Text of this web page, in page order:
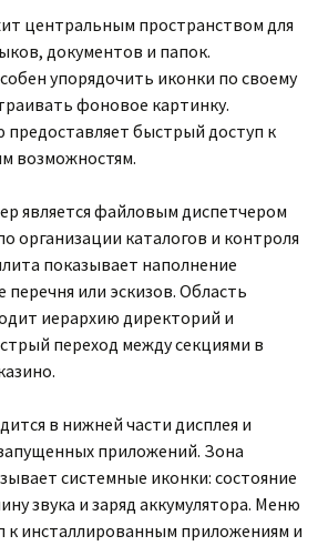
центральным пространством для
документов и папок.
упорядочить иконки по своему
фоновое картинку.
быстрый доступ к
возможностям.
является файловым диспетчером
организации каталогов и контроля
показывает наполнение
или эскизов. Область
иерархию директорий и
переход между секциями в
в нижней части дисплея и
приложений. Зона
системные иконки: состояние
звука и заряд аккумулятора. Меню
к инсталлированным приложениям и